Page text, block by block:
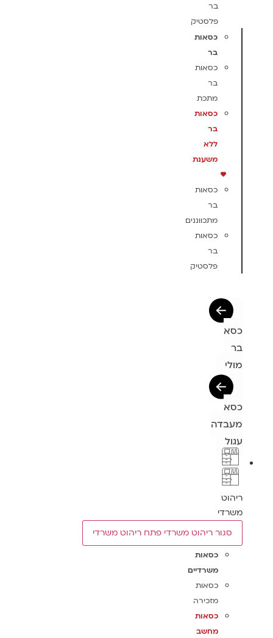
בר
פלסטיק
כסאות
בר
כסאות
בר
מתכת
כסאות
בר
ללא
משענת
כסאות
בר
מתכווננים
כסאות
בר
פלסטיק
כסא
בר
מולי
כסא
מעבדה
עגול
ריהוט
משרדי
סגור ריהוט משרדי פתח ריהוט משרדי
כסאות
משרדיים
כסאות
מזכירה
כסאות
מחשב